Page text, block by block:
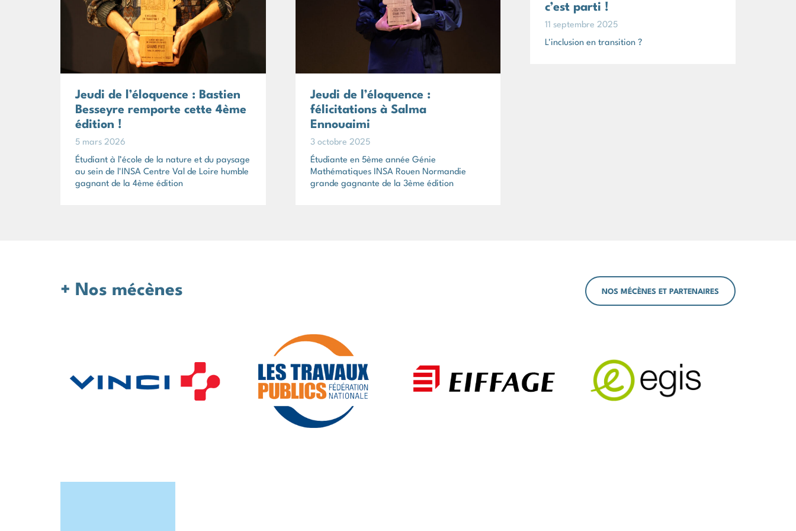
Jeudi de l’éloquence : Bastien
Besseyre remporte cette 4ème
édition !
5 mars 2026
Étudiant à l’école de la nature et du paysage
au sein de l'INSA Centre Val de Loire humble
gagnant de la 4ème édition
Jeudi de l’éloquence :
félicitations à Salma
Ennouaimi
3 octobre 2025
Étudiante en 5ème année Génie
Mathématiques INSA Rouen Normandie
grande gagnante de la 3ème édition
c’est parti !
11 septembre 2025
L'inclusion en transition ?
Nos mécènes NOS MÉCÈNES ET PARTENAIRES